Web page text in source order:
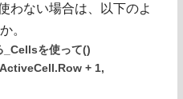
わない場合は、以下のよ
。
_Cellsを使って()
+ 1,